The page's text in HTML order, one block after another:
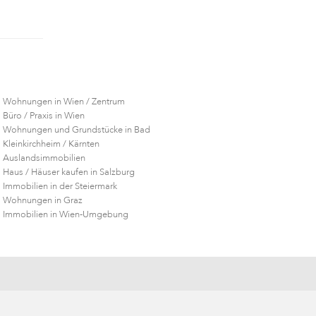
Wohnungen in Wien / Zentrum
Büro / Praxis in Wien
Wohnungen und Grundstücke in Bad
Kleinkirchheim / Kärnten
Auslandsimmobilien
Haus / Häuser kaufen in Salzburg
Immobilien in der Steiermark
Wohnungen in Graz
Immobilien in Wien-Umgebung